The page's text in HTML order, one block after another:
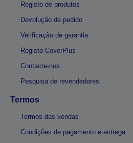
Registo de produtos
Devolução de pedido
Verificação de garantia
Registo CoverPlus
Contacte-nos
Pesquisa de revendedores
Termos
Termos das vendas
Condições de pagamento e entrega